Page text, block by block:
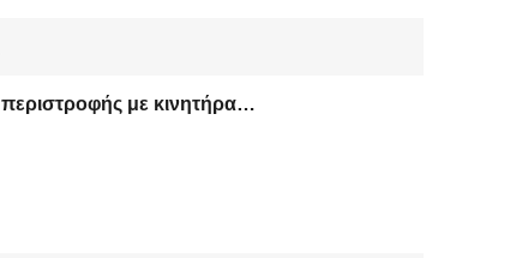
Μηχανή περιστροφής με κινητήρα κυλινδρικής κυλινδρικής κυλινδρικής